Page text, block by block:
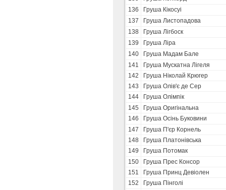
136
Груша Кікосуі
137
Груша Листопадова
138
Груша Лігбоск
139
Груша Ліра
140
Груша Мадам Бале
141
Груша Мускатна Лігеля
142
Груша Ніколай Крюгер
143
Груша Олів'є де Сер
144
Груша Олімпік
145
Груша Оригінальна
146
Груша Осінь Буковини
147
Груша П'єр Корнель
148
Груша Платонівська
149
Груша Потомак
150
Груша Прес Консор
151
Груша Принц Девіолен
152
Груша Пінголі